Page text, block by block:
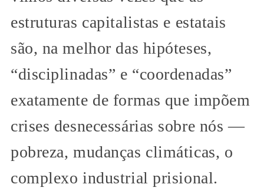
estruturas capitalistas e estatais
são, na melhor das hipóteses,
“disciplinadas” e “coordenadas”
exatamente de formas que impõem
crises desnecessárias sobre nós —
pobreza, mudanças climáticas, o
complexo industrial prisional.